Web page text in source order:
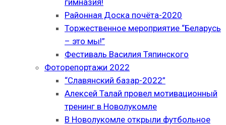
гимназия!
Районная Доска почёта-2020
Торжественное мероприятие “Беларусь
– это мы!”
Фестиваль Василия Тяпинского
Фоторепортажи 2022
“Славянский базар-2022”
Алексей Талай провел мотивационный
тренинг в Новолукомле
В Новолукомле открыли футбольное